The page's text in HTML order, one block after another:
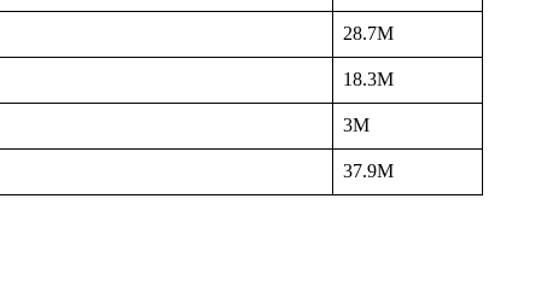
28.7M
18.3M
3M
37.9M